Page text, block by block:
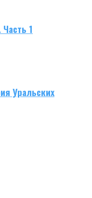
1
Уральских